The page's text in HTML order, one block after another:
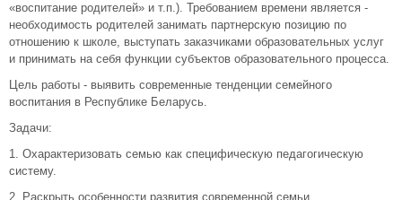
«воспитание родителей» и т.п.). Требованием времени является -
необходимость родителей занимать партнерскую позицию по
отношению к школе, выступать заказчиками образовательных услуг
и принимать на себя функции субъектов образовательного процесса.
Цель работы - выявить современные тенденции семейного
воспитания в Республике Беларусь.
Задачи:
1. Охарактеризовать семью как специфическую педагогическую
систему.
2. Раскрыть особенности развития современной семьи.